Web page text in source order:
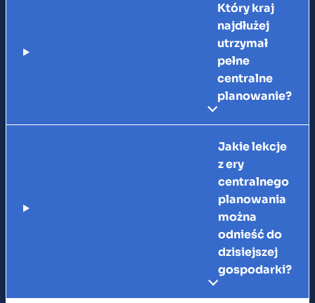
Który kraj
najdłużej
utrzymał
pełne
centralne
planowanie?
Jakie lekcje
z ery
centralnego
planowania
można
odnieść do
dzisiejszej
gospodarki?